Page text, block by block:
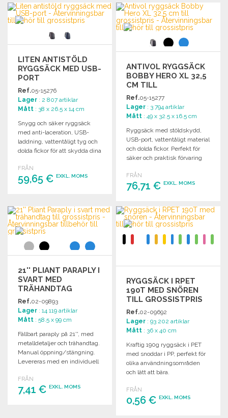
BESTÄLL
Begär offert
Begär offert
LITEN ANTISTÖLD
RYGGSÄCK MED USB-
PORT
Ref.05-15276
Lager : 2 807 artiklar
Mått : 38 x 26.5 x 14 cm
Snygg och säker ryggsäck
med anti-laceration, USB-
laddning, vattentåligt tyg och
dolda fickor för att skydda dina
FRÅN
59,65 € EXKL. MOMS
Begär offert
ANTIVOL RYGGSÄCK
BOBBY HERO XL 32,5
CM TILL
GROSSISTPRIS
Ref.05-15277
Lager : 3 794 artiklar
Mått : 49 x 32.5 x 16.5 cm
Ryggsäck med stöldskydd,
USB-port, vattentåligt material
och dolda fickor. Perfekt för
säker och praktisk förvaring
FRÅN
76,71 €EXKL. MOMS
BESTÄLL
Begär offert
21'' PLIANT PARAPLY I
SVART MED
TRÄHANDTAG
Ref.02-09893
Lager : 14 119 artiklar
Mått : 58.5 x 99 cm
Fällbart paraply på 21'', med
metalldetaljer och trähandtag.
Manual öppning/stängning.
Levereras med en individuell
FRÅN
7,41 € EXKL. MOMS
RYGGSÄCK I RPET
190T MED SNÖREN
TILL GROSSISTPRIS
Ref.02-09692
Lager : 93 202 artiklar
Mått : 36 x 40 cm
Kraftig 190g ryggsäck i PET
med snoddar i PP, perfekt för
olika användningsområden
och lätt att bära.
FRÅN
0,56 €EXKL. MOMS